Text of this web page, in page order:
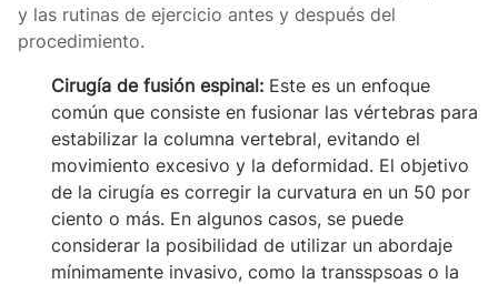
y las rutinas de ejercicio antes y después del
procedimiento.
Cirugía de fusión espinal: Este es un enfoque
común que consiste en fusionar las vértebras para
estabilizar la columna vertebral, evitando el
movimiento excesivo y la deformidad. El objetivo
de la cirugía es corregir la curvatura en un 50 por
ciento o más. En algunos casos, se puede
considerar la posibilidad de utilizar un abordaje
mínimamente invasivo, como la transspsoas o la